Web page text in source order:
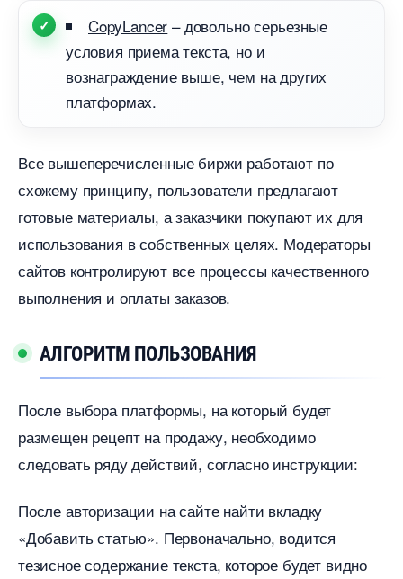
CopyLancer – довольно серьезные
условия приема текста, но и
ознаграждение выше, чем на других
платформах.
се вышеперечисленные биржи работают по
схожему принципу, пользователи предлагают
отовые материалы, а заказчики покупают их для
использования в собственных целях. Модераторы
сайтов контролируют все процессы качественного
ыполнения и оплаты заказов.
АЛГОРИТМ ПОЛЬЗОВАНИЯ
После выбора платформы, на который будет
размещен рецепт на продажу, необходимо
следовать ряду действий, согласно инструкции:
После авторизации на сайте найти вкладку
«Добавить статью». Первоначально, водится
тезисное содержание текста, которое будет видно